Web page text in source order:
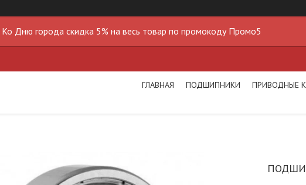
Ко Дню города скидка 5% на весь товар по промокоду Промо5
ГЛАВНАЯ ПОДШИПНИКИ ПРИВОДНЫЕ